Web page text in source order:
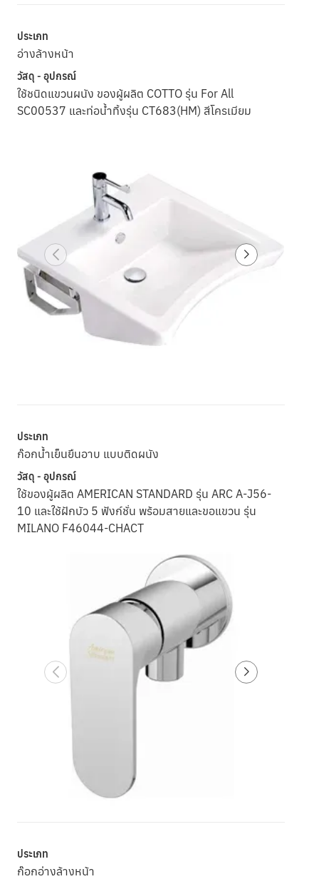
ประเภท
อ่างล้างหน้า
วัสดุ - อุปกรณ์
ใช้ชนิดแขวนผนัง ของผู้ผลิต COTTO รุ่น For All
SC00537 และท่อน้ำทิ้งรุ่น CT683(HM) สีโครเมียม
ประเภท
ก๊อกน้ำเย็นยืนอาบ แบบติดผนัง
วัสดุ - อุปกรณ์
ใช้ของผู้ผลิต AMERICAN STANDARD รุ่น ARC A-J56-
10 และใช้ฝักบัว 5 ฟังก์ชั่น พร้อมสายและขอแขวน รุ่น
MILANO F46044-CHACT
ประเภท
ก๊อกอ่างล้างหน้า